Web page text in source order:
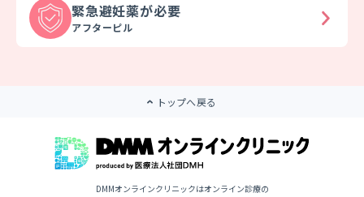
緊急避妊薬が必要
アフターピル
トップへ戻る
DMMオンラインクリニックはオンライン診療の